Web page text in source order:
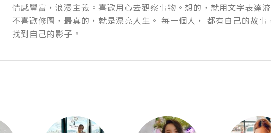
情感豐富，浪漫主義。喜歡用心去觀察事物。想的，就用文字表達
不喜歡修圖，最真的，就是漂亮人生。 每一個人， 都有自己的故事
找到自己的影子。